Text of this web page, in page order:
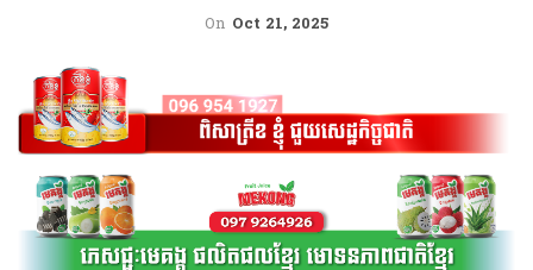
On Oct 21, 2025